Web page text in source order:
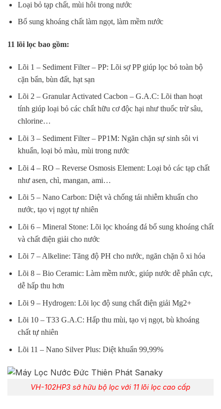
Loại bỏ tạp chất, mùi hôi trong nước
Bổ sung khoáng chất làm ngọt, làm mềm nước
11 lõi lọc bao gồm:
Lõi 1 – Sediment Filter – PP: Lõi sợ PP giúp lọc bỏ toàn bộ
cặn bẩn, bùn đất, hạt sạn
Lõi 2 – Granular Activated Cacbon – G.A.C: Lõi than hoạt
tính giúp loại bỏ các chất hữu cơ độc hại như thuốc trừ sâu,
chlorine…
Lõi 3 – Sediment Filter – PP1M: Ngăn chặn sự sinh sôi vi
khuẩn, loại bỏ màu, mùi trong nước
Lõi 4 – RO – Reverse Osmosis Element: Loại bỏ các tạp chất
như asen, chì, mangan, ami…
Lõi 5 – Nano Carbon: Diệt và chống tái nhiễm khuẩn cho
nước, tạo vị ngọt tự nhiên
Lõi 6 – Mineral Stone: Lõi lọc khoáng đá bổ sung khoáng chất
và chất điện giải cho nước
Lõi 7 – Alkeline: Tăng độ PH cho nước, ngăn chặn ô xi hóa
Lõi 8 – Bio Ceramic: Làm mềm nước, giúp nước dễ phân cực,
dễ hấp thu hơn
Lõi 9 – Hydrogen: Lõi lọc độ sung chất điện giải Mg2+
Lõi 10 – T33 G.A.C: Hấp thu mùi, tạo vị ngọt, bù khoáng
chất tự nhiên
Lõi 11 – Nano Silver Plus: Diệt khuẩn 99,99%
VH-102HP3 sở hữu bộ lọc với 11 lõi lọc cao cấp